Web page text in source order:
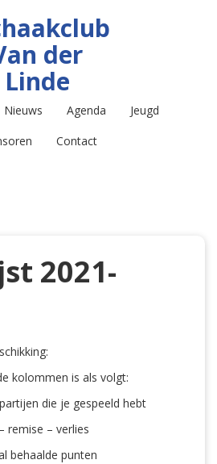
Nieuws Agenda
Jeugd
Contact
2021-
kolommen is als volgt:
die je gespeeld hebt
remise – verlies
behaalde punten